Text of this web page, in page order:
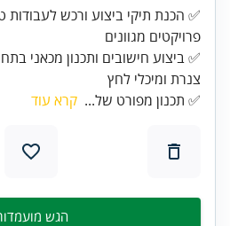
✅ הכנת תיקי ביצוע ורכש לעבודות
✅ ביצוע חישובים ותכנון מכאני
צנרת ומיכלי לחץ
✅ תכנון מפורט של... קרא עוד
הגש